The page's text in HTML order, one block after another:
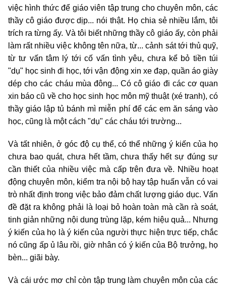
việc hình thức để giáo viên tập trung cho chuyên môn, các
thầy cô giáo được dịp... nói thật. Họ chia sẻ nhiều lắm, tôi
trích ra từng ấy. Và tôi biết những thầy cô giáo ấy, còn phải
làm rất nhiều việc không tên nữa, từ... cảnh sát tới thủ quỹ,
từ tư vấn tâm lý tới cố vấn tình yêu, chưa kể bỏ tiền túi
"dụ" học sinh đi học, tới vận động xin xe đạp, quần áo giày
dép cho các cháu mùa đông... Có cô giáo đi các cơ quan
xin báo cũ về cho học sinh học môn mỹ thuật (xé tranh), có
thầy giáo lập tủ bánh mì miễn phí để các em ăn sáng vào
học, cũng là một cách "dụ" các cháu tới trường...
Và tất nhiên, ở góc độ cụ thể, có thể những ý kiến của họ
chưa bao quát, chưa hết tầm, chưa thấy hết sự đúng sự
cần thiết của nhiều việc mà cấp trên đưa về. Nhiều hoạt
động chuyên môn, kiểm tra nội bộ hay tập huấn vẫn có vai
trò nhất định trong việc bảo đảm chất lượng giáo dục. Vấn
đề đặt ra không phải là loại bỏ hoàn toàn mà cần rà soát,
tinh giản những nội dung trùng lặp, kém hiệu quả... Nhưng
ý kiến của họ là ý kiến của người thực hiện trực tiếp, chắc
nó cũng ấp ủ lâu rồi, giờ nhân có ý kiến của Bộ trưởng, họ
bèn... giãi bày.
Và cái ước mơ chỉ còn tập trung làm chuyên môn của các